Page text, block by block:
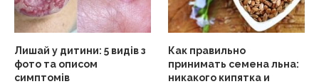
Лишай у дитини: 5 видів з
фото та описом
симптомів
Как правильно
принимать семена льна:
никакого кипятка и